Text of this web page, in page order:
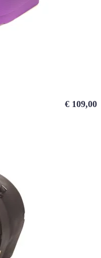
€ 109,00